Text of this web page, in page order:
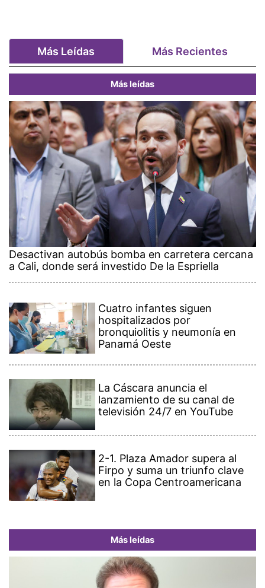
Más Leídas Más Recientes
Más leídas
Desactivan autobús bomba en carretera cercana
a Cali, donde será investido De la Espriella
Cuatro infantes siguen
hospitalizados por
bronquiolitis y neumonía en
Panamá Oeste
La Cáscara anuncia el
lanzamiento de su canal de
televisión 24/7 en YouTube
2-1. Plaza Amador supera al
Firpo y suma un triunfo clave
en la Copa Centroamericana
Más leídas